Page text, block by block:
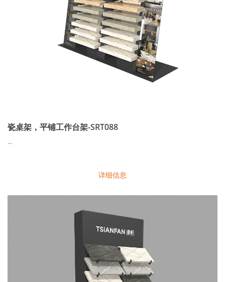
瓷桌架，平铺工作台架-SRT088
...
详细信息